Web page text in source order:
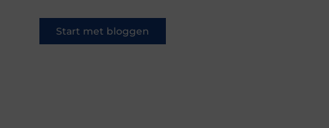
Start met bloggen